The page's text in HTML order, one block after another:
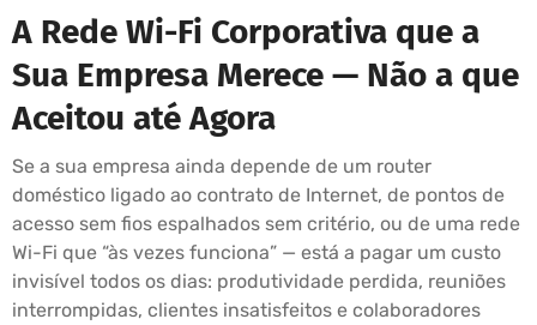
A Rede Wi-Fi Corporativa que a
Sua Empresa Merece — Não a que
Aceitou até Agora
Se a sua empresa ainda depende de um router
doméstico ligado ao contrato de Internet, de pontos de
acesso sem fios espalhados sem critério, ou de uma rede
Wi-Fi que “às vezes funciona” — está a pagar um custo
invisível todos os dias: produtividade perdida, reuniões
interrompidas, clientes insatisfeitos e colaboradores